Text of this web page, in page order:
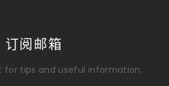
订阅邮箱
for tips and useful information.